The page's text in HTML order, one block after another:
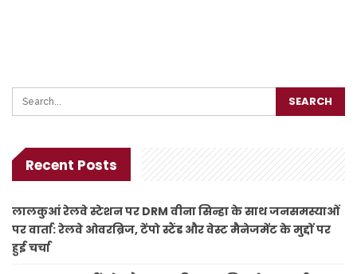
Recent Posts
लालकुआं रेलवे स्टेशन पर DRM वीना सिन्हा के साथ जनसमस्याओं
पर वार्ता: रेलवे ओवरब्रिज, टेंपो स्टैंड और वेस्ट मैनेजमेंट के मुद्दों पर
हुई चर्चा